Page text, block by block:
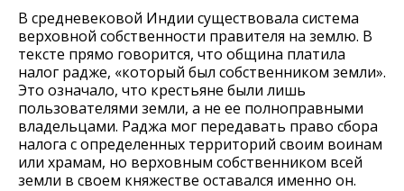
В средневековой Индии существовала система
верховной собственности правителя на землю. В
тексте прямо говорится, что община платила
налог радже, «который был собственником земли».
Это означало, что крестьяне были лишь
пользователями земли, а не ее полноправными
владельцами. Раджа мог передавать право сбора
налога с определенных территорий своим воинам
или храмам, но верховным собственником всей
земли в своем княжестве оставался именно он.